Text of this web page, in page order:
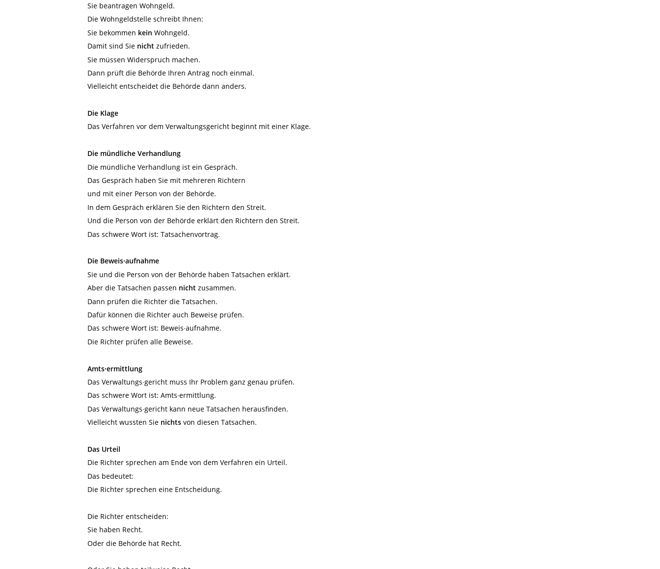
Sie beantragen Wohngeld.
Die Wohngeldstelle schreibt Ihnen:
Sie bekommen kein Wohngeld.
Damit sind Sie nicht zufrieden.
Sie müssen Widerspruch machen.
Dann prüft die Behörde Ihren Antrag noch einmal.
Vielleicht entscheidet die Behörde dann anders.
Die Klage
Das Verfahren vor dem Verwaltungsgericht beginnt mit einer Klage.
Die mündliche Verhandlung
Die mündliche Verhandlung ist ein Gespräch.
Das Gespräch haben Sie mit mehreren Richtern
und mit einer Person von der Behörde.
In dem Gespräch erklären Sie den Richtern den Streit.
Und die Person von der Behörde erklärt den Richtern den Streit.
Das schwere Wort ist: Tatsachenvortrag.
Die Beweis∙aufnahme
Sie und die Person von der Behörde haben Tatsachen erklärt.
Aber die Tatsachen passen nicht zusammen.
Dann prüfen die Richter die Tatsachen.
Dafür können die Richter auch Beweise prüfen.
Das schwere Wort ist: Beweis∙aufnahme.
Die Richter prüfen alle Beweise.
Amts∙ermittlung
Das Verwaltungs∙gericht muss Ihr Problem ganz genau prüfen.
Das schwere Wort ist: Amts∙ermittlung.
Das Verwaltungs∙gericht kann neue Tatsachen herausfinden.
Vielleicht wussten Sie nichts von diesen Tatsachen.
Das Urteil
Die Richter sprechen am Ende von dem Verfahren ein Urteil.
Das bedeutet:
Die Richter sprechen eine Entscheidung.
Die Richter entscheiden:
Sie haben Recht.
Oder die Behörde hat Recht.